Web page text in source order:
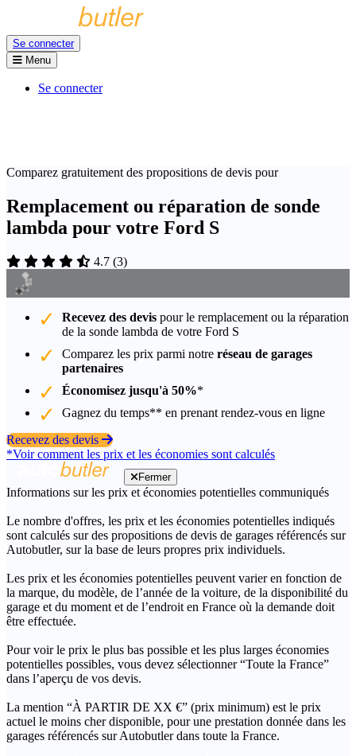
Se connecter
Menu
Se connecter
Comparez gratuitement des propositions de devis pour
Remplacement ou réparation de sonde
lambda pour votre Ford S
4.7 (3)
Recevez des devis pour le remplacement ou la réparation
de la sonde lambda de votre Ford S
Comparez les prix parmi notre réseau de garages
partenaires
Économisez jusqu'à 50%*
Gagnez du temps** en prenant rendez-vous en ligne
Recevez des devis
*Voir comment les prix et les économies sont calculés
Fermer
Informations sur les prix et économies potentielles communiqués
Le nombre d'offres, les prix et les économies potentielles indiqués
sont calculés sur des propositions de devis de garages référencés sur
Autobutler, sur la base de leurs propres prix individuels.
Les prix et les économies potentielles peuvent varier en fonction de
la marque, du modèle, de l’année de la voiture, de la disponibilité du
garage et du moment et de l’endroit en France où la demande doit
être effectuée.
Pour voir le prix le plus bas possible et les plus larges économies
potentielles possibles, vous devez sélectionner “Toute la France”
dans l’aperçu de vos devis.
La mention “À PARTIR DE XX €” (prix minimum) est le prix
actuel le moins cher disponible, pour une prestation donnée dans les
garages référencés sur Autobutler dans toute la France.